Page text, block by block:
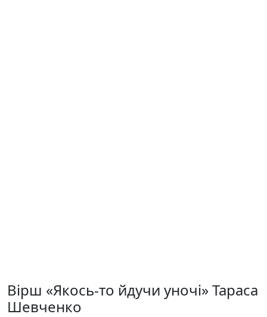
Вірш «Якось-то йдучи уночі» Тараса
Шевченко